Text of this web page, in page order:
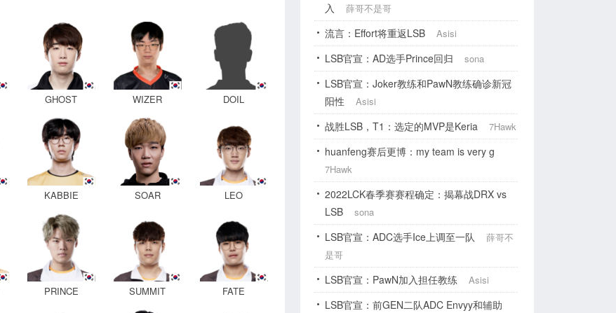
GHOST WIZER DOIL
KABBIE SOAR LEO
PRINCE SUMMIT FATE
入
薛哥不是哥
流言：Effort将重返LSB Asisi
LSB官宣：AD选手Prince回归 sona
LSB官宣：Joker教练和PawN教练确诊新冠
阳性
Asisi
战胜LSB，T1：选定的MVP是Keria 7Hawk
huanfeng赛后更博：my team is very g
7Hawk
2022LCK春季赛赛程确定：揭幕战DRX vs
LSB
sona
LSB官宣：ADC选手Ice上调至一队
薛哥不
是哥
LSB官宣：PawN加入担任教练 Asisi
LSB官宣：前GEN二队ADC Envyy和辅助